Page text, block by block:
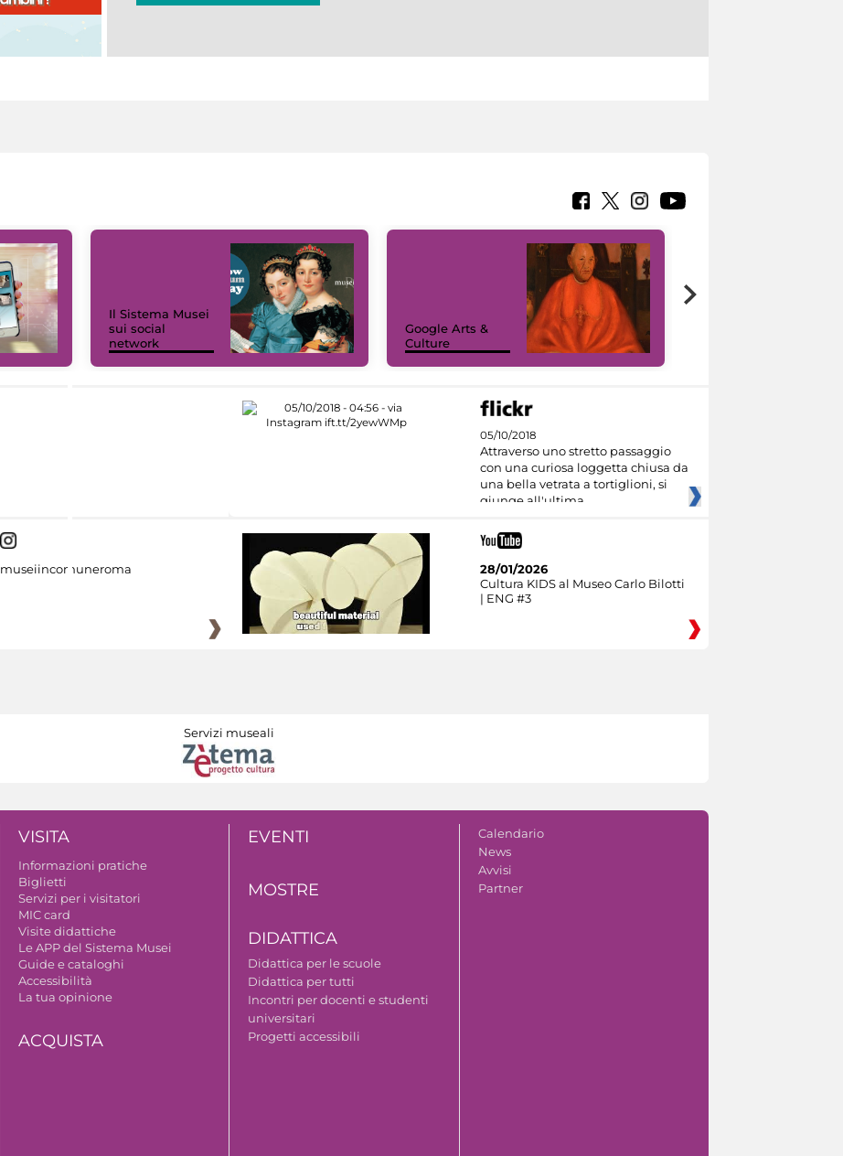
Il Sistema Musei
sui social
network
Google Arts &
Culture
05/10/2018
Attraverso uno stretto passaggio
con una curiosa loggetta chiusa da
una bella vetrata a tortiglioni, si
giunge all'ultima
museiincomuneroma
28/01/2026
Cultura KIDS al Museo Carlo Bilotti
| ENG #3
Servizi museali
VISITA
Informazioni pratiche
Biglietti
Servizi per i visitatori
MIC card
Visite didattiche
Le APP del Sistema Musei
Guide e cataloghi
Accessibilità
La tua opinione
ACQUISTA
EVENTI
MOSTRE
DIDATTICA
Didattica per le scuole
Didattica per tutti
Incontri per docenti e studenti
universitari
Progetti accessibili
Calendario
News
Avvisi
Partner